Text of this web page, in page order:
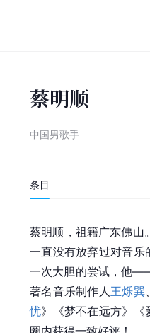
蔡明顺
中国男歌手
条目
蔡明顺，祖籍广东佛山
一直没有放弃过对音乐
一次大胆的尝试，他
著名音乐制作人 王烁巽
忧》《梦不在远方》《